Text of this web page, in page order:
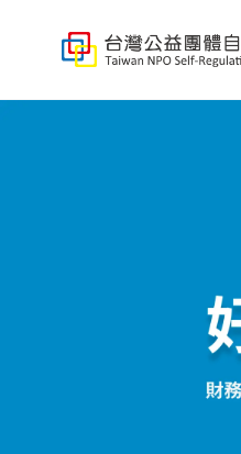
好事大平台